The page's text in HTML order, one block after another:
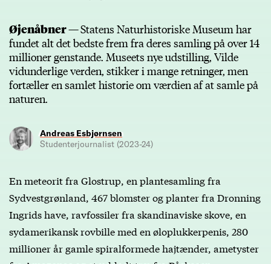
Øjenåbner —Statens Naturhistoriske Museum har
fundet alt det bedste frem fra deres samling på over 14
millioner genstande. Museets nye udstilling, Vilde
vidunderlige verden, stikker i mange retninger, men
fortæller en samlet historie om værdien af at samle på
naturen.
Andreas Esbjørnsen
Studenterjournalist (2023-24)
En meteorit fra Glostrup, en plantesamling fra
Sydvestgrønland, 467 blomster og planter fra Dronning
Ingrids have, ravfossiler fra skandinaviske skove, en
sydamerikansk rovbille med en øloplukkerpenis, 280
millioner år gamle spiralformede hajtænder, ametyster